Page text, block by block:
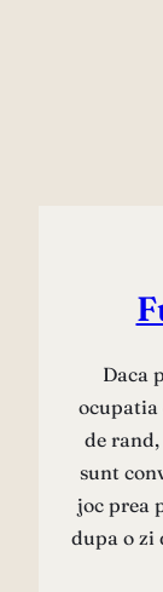
Daca
de
sunt
joc prea
dupa o zi